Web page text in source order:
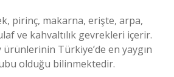
pirinç, makarna, erişte, arpa,
ve kahvaltılık gevrekleri içerir.
ürünlerinin Türkiye’de en yaygın
olduğu bilinmektedir.